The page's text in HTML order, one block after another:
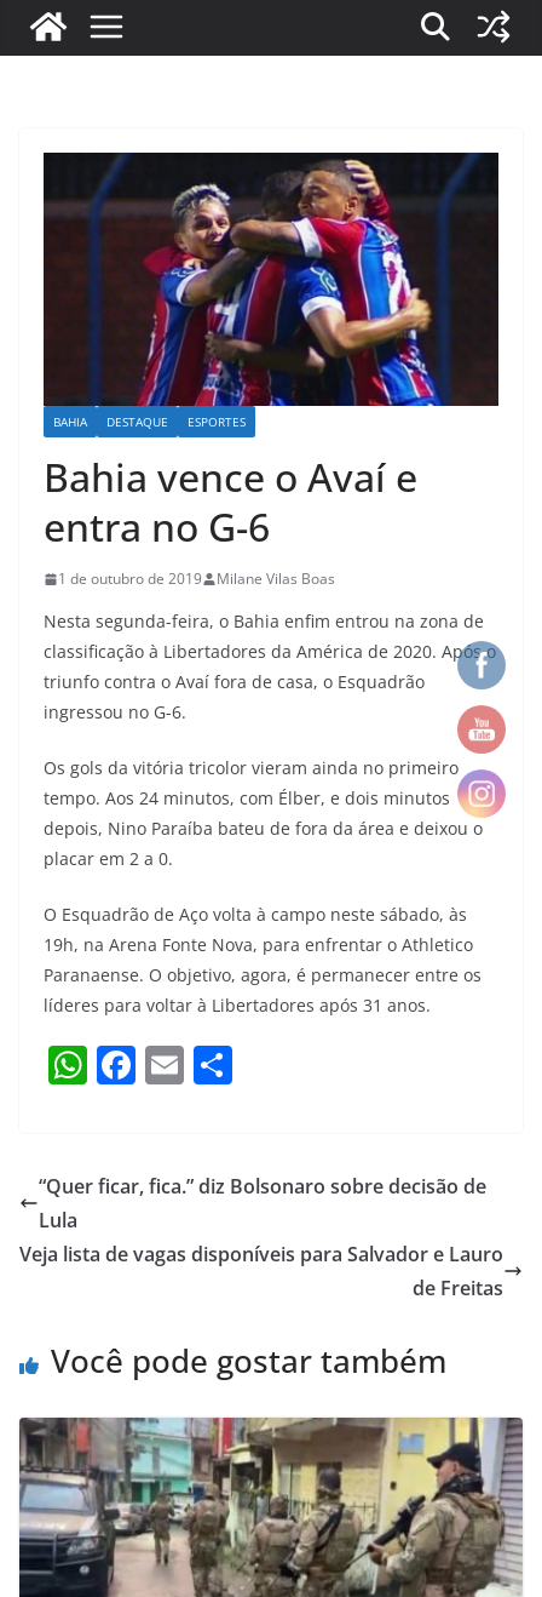
BAHIA DESTAQUE ESPORTES
Bahia vence o Avaí e
entra no G-6
1 de outubro de 2019 Milane Vilas Boas
Nesta segunda-feira, o Bahia enfim entrou na zona de
classificação à Libertadores da América de 2020. Após o
triunfo contra o Avaí fora de casa, o Esquadrão
ingressou no G-6.
Os gols da vitória tricolor vieram ainda no primeiro
tempo. Aos 24 minutos, com Élber, e dois minutos
depois, Nino Paraíba bateu de fora da área e deixou o
placar em 2 a 0.
O Esquadrão de Aço volta à campo neste sábado, às
19h, na Arena Fonte Nova, para enfrentar o Athletico
Paranaense. O objetivo, agora, é permanecer entre os
líderes para voltar à Libertadores após 31 anos.
W
s
p
F
e
o
E
l e
“Quer ficar, fica.” diz Bolsonaro sobre decisão de
Lula
Veja lista de vagas disponíveis para Salvador e Lauro
de Freitas
Você pode gostar também